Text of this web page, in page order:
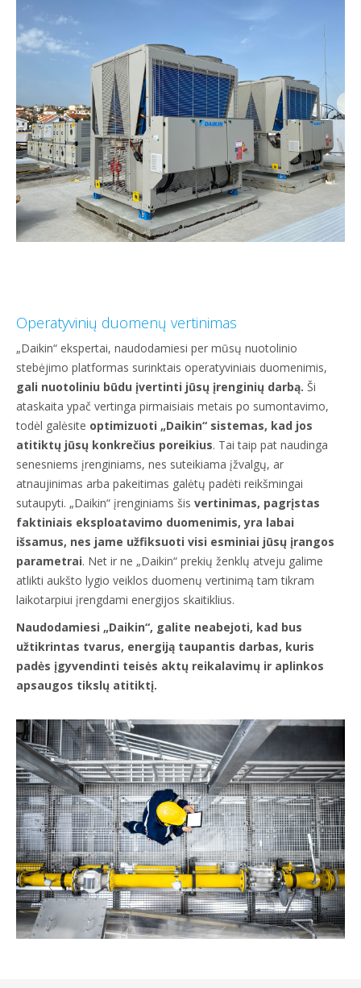
Operatyvinių duomenų vertinimas
„Daikin“ ekspertai, naudodamiesi per mūsų nuotolinio
stebėjimo platformas surinktais operatyviniais duomenimis,
gali nuotoliniu būdu įvertinti jūsų įrenginių darbą. Ši
ataskaita ypač vertinga pirmaisiais metais po sumontavimo,
todėl galėsite optimizuoti „Daikin“ sistemas, kad jos
atitiktų jūsų konkrečius poreikius. Tai taip pat naudinga
senesniems įrenginiams, nes suteikiama įžvalgų, ar
atnaujinimas arba pakeitimas galėtų padėti reikšmingai
sutaupyti. „Daikin“ įrenginiams šis vertinimas, pagrįstas
faktiniais eksploatavimo duomenimis, yra labai
išsamus, nes jame užfiksuoti visi esminiai jūsų įrangos
parametrai. Net ir ne „Daikin“ prekių ženklų atveju galime
atlikti aukšto lygio veiklos duomenų vertinimą tam tikram
laikotarpiui įrengdami energijos skaitiklius.
Naudodamiesi „Daikin“, galite neabejoti, kad bus
užtikrintas tvarus, energiją taupantis darbas, kuris
padės įgyvendinti teisės aktų reikalavimų ir aplinkos
apsaugos tikslų atitiktį.